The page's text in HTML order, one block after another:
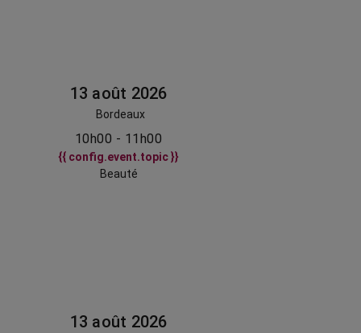
13 août 2026
Bordeaux
10h00 - 11h00
{{ config.event.topic }}
Beauté
13 août 2026